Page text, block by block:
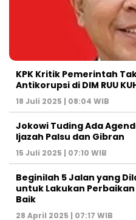
KPK Kritik Pemerintah
Antikorupsi di DIM RUU
18 Juli 2025 | 08:04 WIB
Jokowi Tuding Ada
Ijazah Palsu dan Gibran
15 Juli 2025 | 07:10 WIB
Beginilah 5 Jalan yang
untuk Lakukan
Baik
28 April 2025 | 07:17 WIB